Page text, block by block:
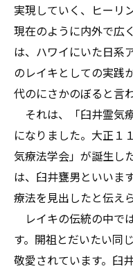
実現していく、ヒーリ
現在のように内外で広
は、ハワイにいた日系
のレイキとしての実践
代のにさかのぼると言
それは、「臼井霊気
になりました。大正１
気療法学会」が誕生し
は、臼井甕男といいま
療法を見出したと伝え
レイキの伝統の中で
す。開祖とだいたい同
敬愛されています。臼